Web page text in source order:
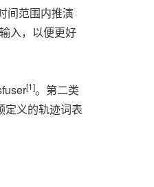
间范围内推演
入，以便更好
[1]。第二类
定义的轨迹词表